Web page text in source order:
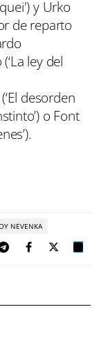
y Urko
de reparto
ley del
desorden
o Font
NEVENKA